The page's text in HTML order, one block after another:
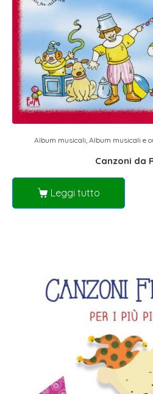
Album musicali, Album musicali e
Canzoni da
Leggi tutto